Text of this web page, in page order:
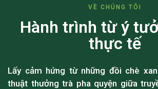
VỀ CHÚNG TÔI
Hành trình từ ý
thực tế
Lấy cảm hứng từ những đồi chè
thuật thưởng trà pha quyện giữa